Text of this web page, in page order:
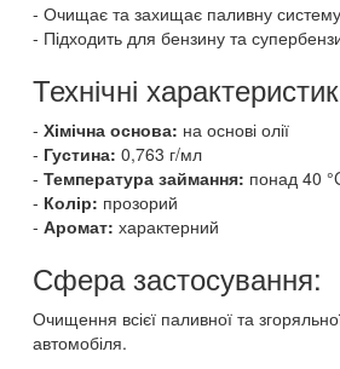
Очищає та захищає паливну систему
Підходить для бензину та
Технічні
Хімічна основа: на основі олії
Густина: 0,763 г/мл
Температура займання: понад 40
Колір: прозорий
Аромат: характерний
Сфера застосування:
Очищення всієї паливної та
автомобіля.